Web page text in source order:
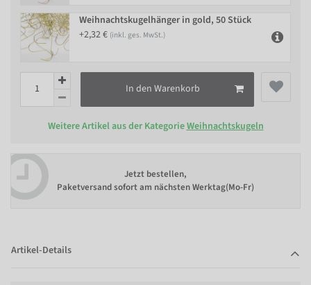
Weihnachtskugelhänger in gold, 50 Stück
+2,32 € (inkl. ges. MwSt.)
In den Warenkorb
Weitere Artikel aus der KategorieWeihnachtskugeln
Jetzt bestellen,
Paketversand sofort am nächsten Werktag(Mo-Fr)
Artikel-Details